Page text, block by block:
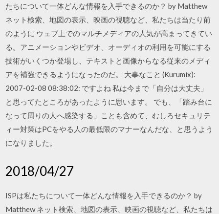
たちについて一体どんな情報を入手できるのか？ by Matthew
ネット検索、地図の表示、映画の視聴など、私たちは当たり前
のように ウェブ上でのマルチメディアの人気が高まってきてい
る。アニメーションやビデオ、オーディオの利用を可能にする
技術がいくつか登場し、テキストと画像からなる従来のメディ
アを補強できるようになったのだ。 大事なこと (Kurumix):
2007-02-08 08:38:02: ですよね 私は今まで「自分は大丈夫」
と思ってたところがあったように思います。 でも、「踏み台に
なって周りの人へ感染する」ことも含めて、むしろセキュリテ
ィー対策はPCをやる人の最低限のマナーなんだな、と思うよう
になりました。
2018/04/27
ISPは私たちについて一体どんな情報を入手できるのか？ by
Matthew ネット検索、地図の表示、映画の視聴など、私たちは